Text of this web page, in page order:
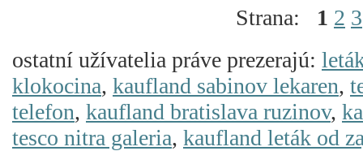
Strana: 1 2 3
ostatní užívatelia práve prezerajú:
klokocina, kaufland sabinov lekaren,
telefon, kaufland bratislava ruzinov,
tesco nitra galeria, kaufland leták od